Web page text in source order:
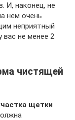
И, наконец, не
нем очень
неприятный
вас не менее 2
чистящей
щетки